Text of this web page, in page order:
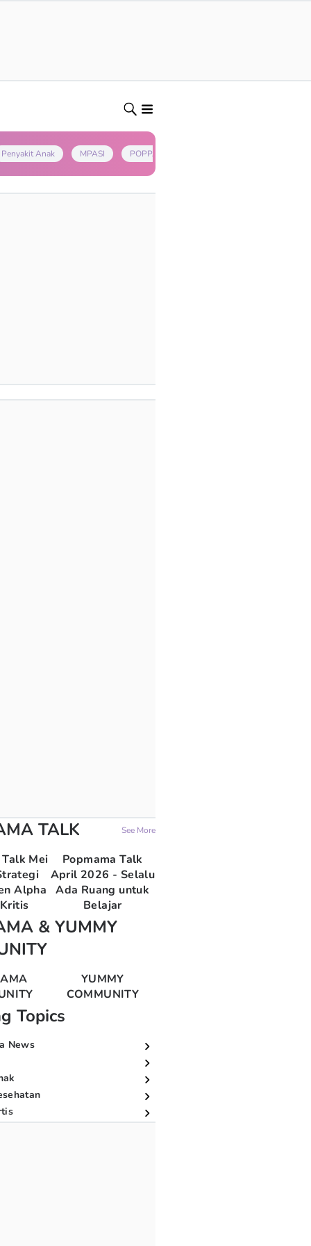
Penyakit Anak MPASI POPPAPA
TALK See More
Mei
Alpha
Popmama Talk
April 2026 - Selalu
Ada Ruang untuk
Belajar
& YUMMY
YUMMY
COMMUNITY
Topics
News